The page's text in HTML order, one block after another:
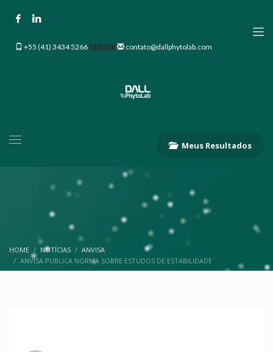
+55 (41) 3434 5266 ||||||||||| contato@dallphytolab.com
Meus Resultados
HOME NOTÍCIAS
ANVISA
ANVISA PUBLICA NORMA SOBRE ESTUDOS DE ESTABILIDADE